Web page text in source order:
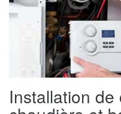
Installation de